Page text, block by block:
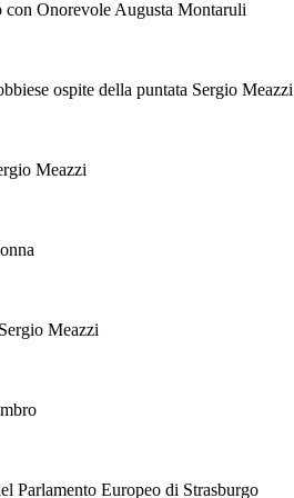
Onorevole Augusta Montaruli
ospite della puntata Sergio Meazzi
Meazzi
Meazzi
Parlamento Europeo di Strasburgo